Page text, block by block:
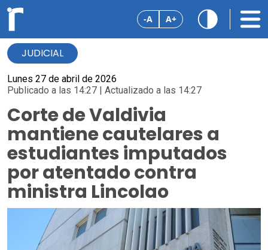
-A A+
JUDICIAL
Lunes 27 de abril de 2026
Publicado a las 14:27 | Actualizado a las 14:27
Corte de Valdivia
mantiene cautelares a
estudiantes imputados
por atentado contra
ministra Lincolao